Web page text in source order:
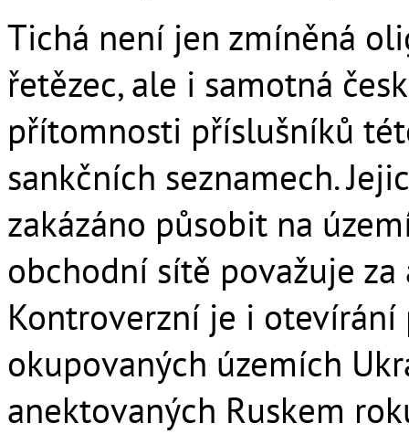
Tichá není jen zmíněná
řetězec, ale i samotná
přítomnosti příslušníků
sankčních seznamech.
zakázáno působit na
obchodní sítě považuje
Kontroverzní je i otevírání
okupovaných územích
anektovaných Ruskem